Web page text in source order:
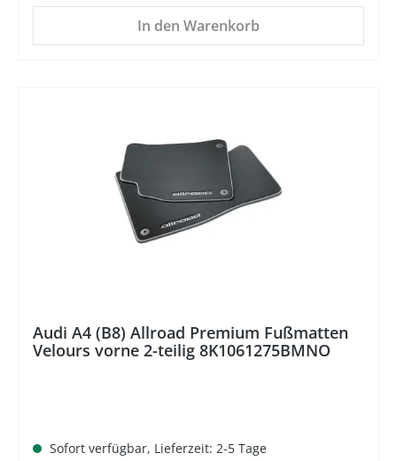
In den Warenkorb
Audi A4 (B8) Allroad Premium Fußmatten
Velours vorne 2-teilig 8K1061275BMNO
Sofort verfügbar, Lieferzeit: 2-5 Tage